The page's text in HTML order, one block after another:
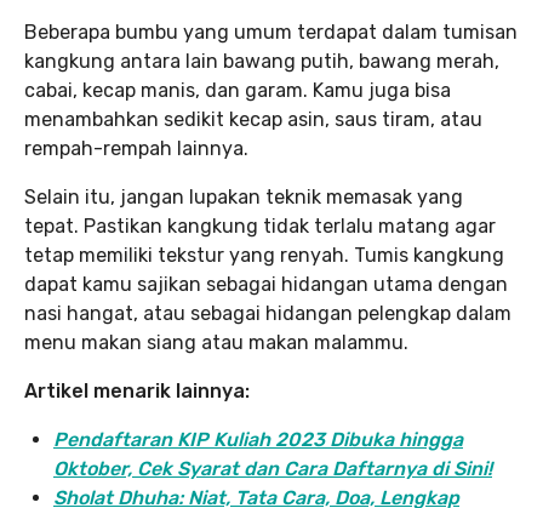
Beberapa bumbu yang umum terdapat dalam tumisan
kangkung antara lain bawang putih, bawang merah,
cabai, kecap manis, dan garam. Kamu juga bisa
menambahkan sedikit kecap asin, saus tiram, atau
rempah-rempah lainnya.
Selain itu, jangan lupakan teknik memasak yang
tepat. Pastikan kangkung tidak terlalu matang agar
tetap memiliki tekstur yang renyah. Tumis kangkung
dapat kamu sajikan sebagai hidangan utama dengan
nasi hangat, atau sebagai hidangan pelengkap dalam
menu makan siang atau makan malammu.
Artikel menarik lainnya:
Pendaftaran KIP Kuliah 2023 Dibuka hingga
Oktober, Cek Syarat dan Cara Daftarnya di Sini!
Sholat Dhuha: Niat, Tata Cara, Doa, Lengkap